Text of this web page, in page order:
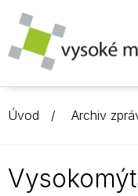
Úvod Archiv